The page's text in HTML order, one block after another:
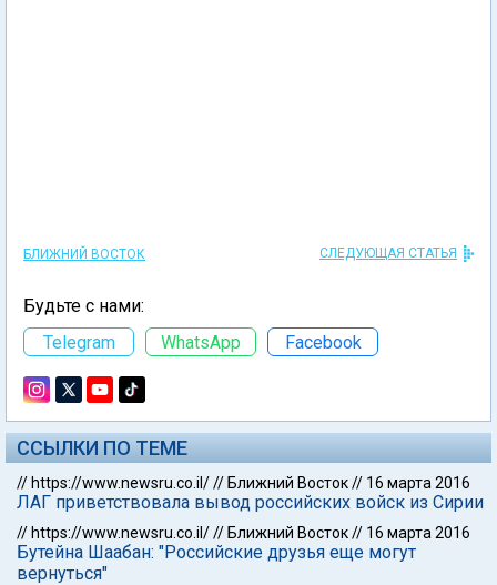
БЛИЖНИЙ ВОСТОК СЛЕДУЮЩАЯ СТАТЬЯ
Будьте с нами:
Telegram
WhatsApp Facebook
ССЫЛКИ ПО ТЕМЕ
// https://www.newsru.co.il/// Ближний Восток// 16 марта 2016
ЛАГ приветствовала вывод российских войск из Сирии
// https://www.newsru.co.il/// Ближний Восток// 16 марта 2016
Бутейна Шаабан: "Российские друзья еще могут
вернуться"